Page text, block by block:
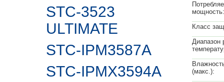
STC-3523
ULTIMATE
STC-IPM3587A
STC-IPMX3594A
мощность:
Класс
Диапазон
(макс.):